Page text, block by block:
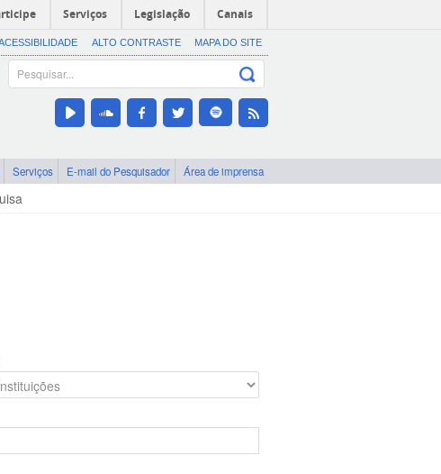
Serviços Legislação Canais
ALTO CONTRASTE MAPA DO SITE
Serviços E-mail do Pesquisador Área de imprensa